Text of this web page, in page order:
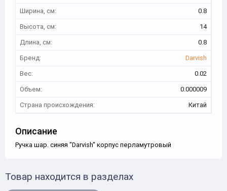
Ширина, см:
0.8
Высота, см:
14
Длина, см:
0.8
Бренд:
Darvish
Вес:
0.02
Объем:
0.000009
Страна происхождения:
Китай
Описание
Ручка шар. синяя "Darvish" корпус перламутровый
Товар находится в разделах